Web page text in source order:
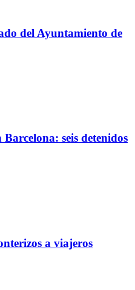
del Ayuntamiento de
seis detenidos
a viajeros